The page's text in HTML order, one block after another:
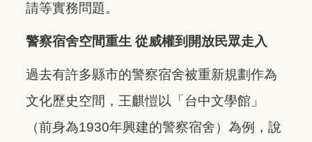
請等實務問題。
警察宿舍空間重生 從威權到開放民眾走入
過去有許多縣市的警察宿舍被重新規劃作為
文化歷史空間，王麒愷以「台中文學館」
（前身為1930年興建的警察宿舍）為例，說